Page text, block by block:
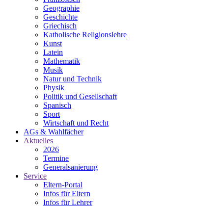
Geographie
Geschichte
Griechisch
Katholische Religionslehre
Kunst
Latein
Mathematik
Musik
Natur und Technik
Physik
Politik und Gesellschaft
Spanisch
Sport
Wirtschaft und Recht
AGs & Wahlfächer
Aktuelles
2026
Termine
Generalsanierung
Service
Eltern-Portal
Infos für Eltern
Infos für Lehrer